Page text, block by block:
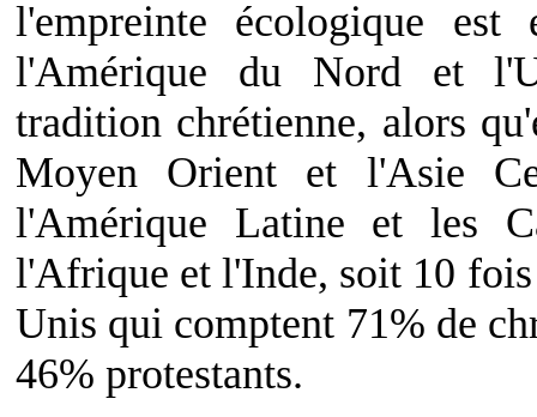
l'empreinte écologique
l'Amérique du Nord et
tradition chrétienne, alors
Moyen Orient et l'Asie
l'Amérique Latine et les
l'Afrique et l'Inde, soit 10 fois
Unis qui comptent 71% de
46% protestants.